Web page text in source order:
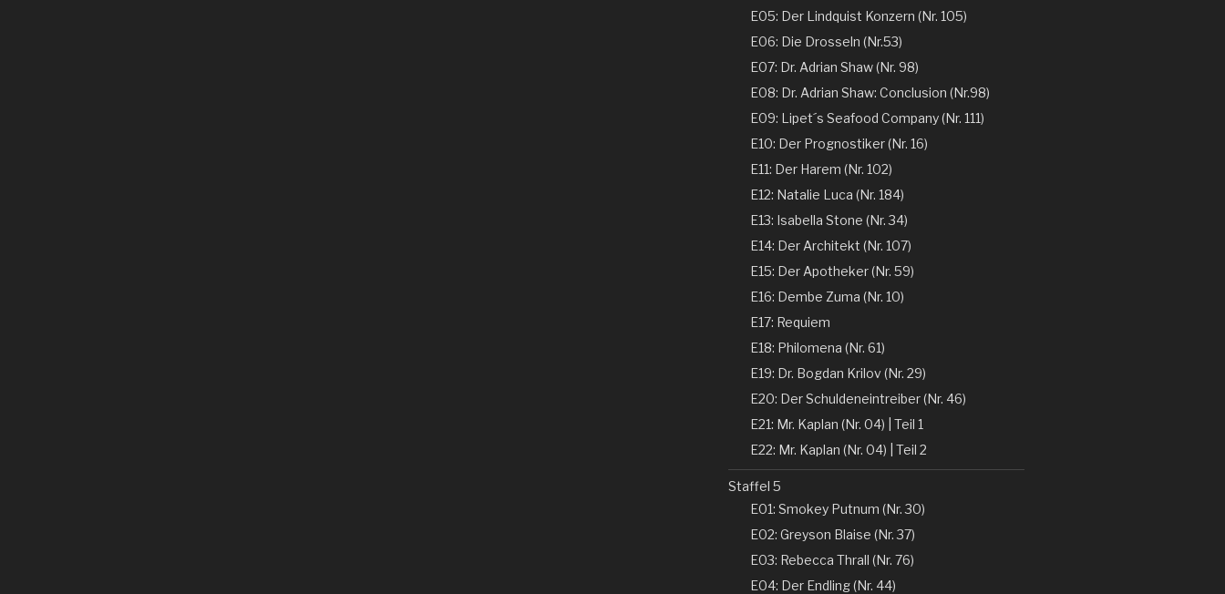
E05: Der Lindquist Konzern (Nr. 105)
E06: Die Drosseln (Nr.53)
E07: Dr. Adrian Shaw (Nr. 98)
E08: Dr. Adrian Shaw: Conclusion (Nr.98)
E09: Lipet´s Seafood Company (Nr. 111)
E10: Der Prognostiker (Nr. 16)
E11: Der Harem (Nr. 102)
E12: Natalie Luca (Nr. 184)
E13: Isabella Stone (Nr. 34)
E14: Der Architekt (Nr. 107)
E15: Der Apotheker (Nr. 59)
E16: Dembe Zuma (Nr. 10)
E17: Requiem
E18: Philomena (Nr. 61)
E19: Dr. Bogdan Krilov (Nr. 29)
E20: Der Schuldeneintreiber (Nr. 46)
E21: Mr. Kaplan (Nr. 04) | Teil 1
E22: Mr. Kaplan (Nr. 04) | Teil 2
Staffel 5
E01: Smokey Putnum (Nr. 30)
E02: Greyson Blaise (Nr. 37)
E03: Rebecca Thrall (Nr. 76)
E04: Der Endling (Nr. 44)